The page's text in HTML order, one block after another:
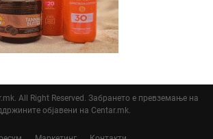
All Right Reserved. Забрането е превземање на
објавени на Centar.mk.